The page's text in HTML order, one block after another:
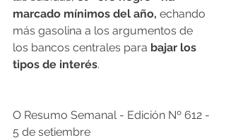
marcado mínimos del año, echando
más gasolina a los argumentos de
los bancos centrales para bajar los
tipos de interés.
O Resumo Semanal - Edición Nº 612 -
5 de setiembre